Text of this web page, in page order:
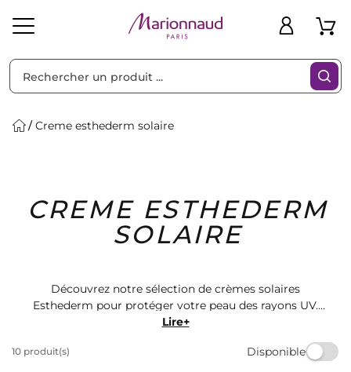
Solaire Homme Marques Idées
Cadeaux
Bons
Plans
Creme esthederm solaire
CREME ESTHEDERM
SOLAIRE
Découvrez notre sélection de crèmes solaires
Esthederm pour protéger votre peau des rayons UV.
Offrez-vous une protection optimale tout en prenant
les crèmes solaires Esthederm chez Marionnaud.
Lire+
10 produit(s) Disponible
Filtres